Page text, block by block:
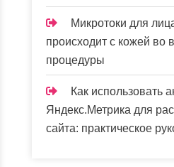
Микротоки для
происходит с кожей во
процедуры
Как использовать
Яндекс.Метрика для
сайта: практическое